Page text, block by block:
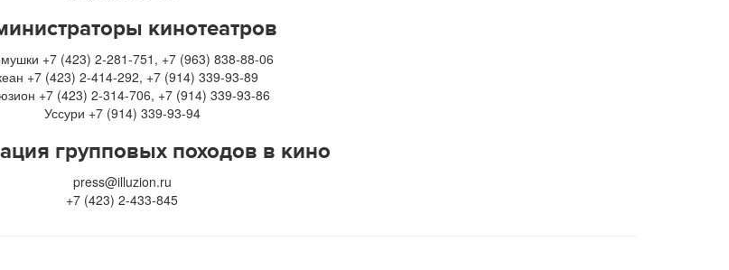
кинотеатров
+7 (423) 2-281-751, +7 (963) 838-88-06
+7 (423) 2-414-292, +7 (914) 339-93-89
+7 (423) 2-314-706, +7 (914) 339-93-86
Уссури +7 (914) 339-93-94
групповых походов в кино
press@illuzion.ru
+7 (423) 2-433-845